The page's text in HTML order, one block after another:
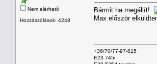
Nem elérhető
Hozzászólások: 4248
Bármit ha megállít!
Max először
+36/70/77-97-815
E23 745i